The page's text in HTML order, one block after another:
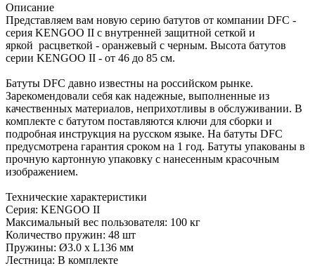
Описание
Представляем вам новую серию батутов от компании DFC -
серия KENGOO II с внутренней защитной сеткой и
яркой расцветкой - оранжевый с черным. Высота батутов
серии KENGOO II - от 46 до 85 см.
Батуты DFC давно известны на российском рынке.
Зарекомендовали себя как надежные, выполненные из
качественных материалов, неприхотливы в обслуживании. В
комплекте с батутом поставляются ключи для сборки и
подробная инструкция на русском языке. На батуты DFC
предусмотрена гарантия сроком на 1 год. Батуты упакованы в
прочную картонную упаковку с нанесенным красочным
изображением.
Технические характеристики
Серия: KENGOO II
Максимальный вес пользователя: 100 кг
Количество пружин: 48 шт
Пружины: Ø3.0 х L136 мм
Лестница: В комплекте